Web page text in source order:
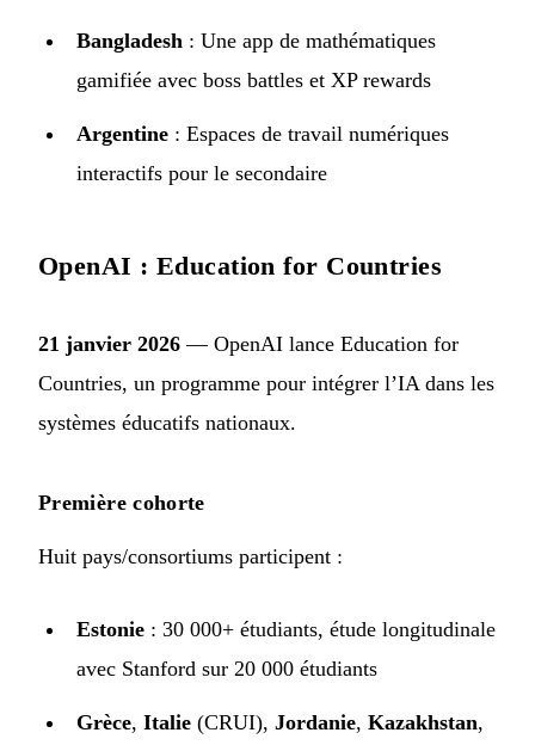
Bangladesh : Une app de mathématiques
gamifiée avec boss battles et XP rewards
Argentine : Espaces de travail numériques
interactifs pour le secondaire
OpenAI : Education for Countries
21 janvier 2026 — OpenAI lance Education for
Countries, un programme pour intégrer l’IA dans les
systèmes éducatifs nationaux.
Première cohorte
Huit pays/consortiums participent :
Estonie : 30 000+ étudiants, étude longitudinale
avec Stanford sur 20 000 étudiants
Grèce, Italie (CRUI), Jordanie, Kazakhstan,